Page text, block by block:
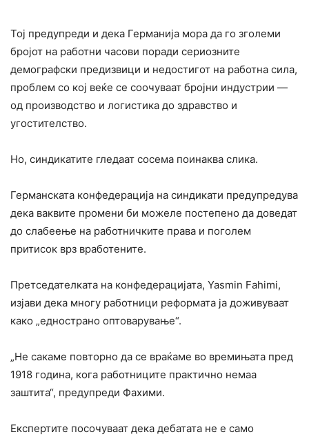
Тој предупреди и дека Германија мора да го зголеми
бројот на работни часови поради сериозните
демографски предизвици и недостигот на работна сила,
проблем со кој веќе се соочуваат бројни индустрии —
од производство и логистика до здравство и
угостителство.
Но, синдикатите гледаат сосема поинаква слика.
Германската конфедерација на синдикати предупредува
дека ваквите промени би можеле постепено да доведат
до слабеење на работничките права и поголем
притисок врз вработените.
Претседателката на конфедерацијата, Yasmin Fahimi,
изјави дека многу работници реформата ја доживуваат
како „еднострано оптоварување“.
„Не сакаме повторно да се враќаме во времињата пред
1918 година, кога работниците практично немаа
заштита“, предупреди Фахими.
Експертите посочуваат дека дебатата не е само